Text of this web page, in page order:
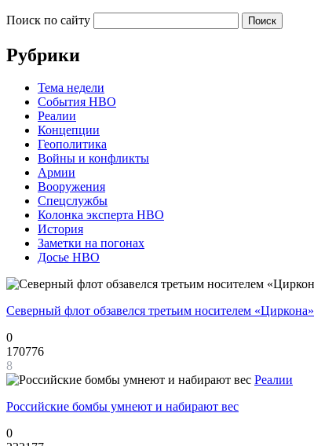
Поиск по сайту
Рубрики
Тема недели
События НВО
Реалии
Концепции
Геополитика
Войны и конфликты
Армии
Вооружения
Спецслужбы
Колонка эксперта НВО
История
Заметки на погонах
Досье НВО
Северный флот обзавелся третьим носителем «Циркона»
0
170776
8
Реалии
Российские бомбы умнеют и набирают вес
0